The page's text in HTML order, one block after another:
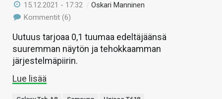
15.12.2021 - 17:32 /Oskari Manninen
Kommentit (6)
Uutuus tarjoaa 0,1 tuumaa edeltäjäänsä
suuremman näytön ja tehokkaamman
järjestelmäpiirin.
Lue lisää